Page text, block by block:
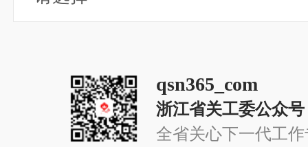
qsn365_com
浙江省关工委公众号
全省关心下一代工